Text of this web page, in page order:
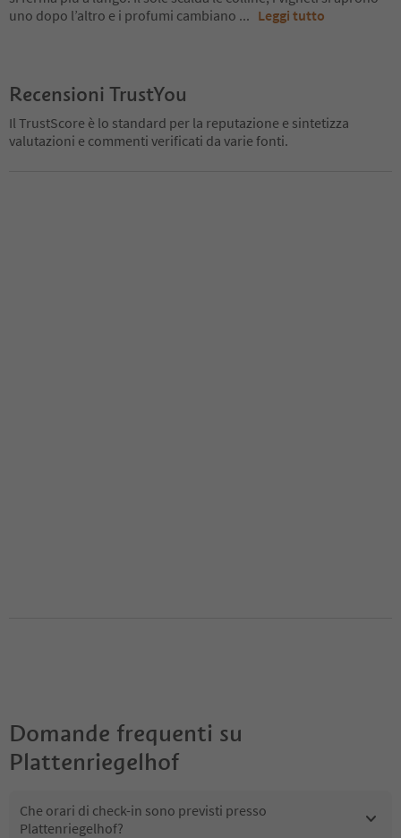
uno dopo l’altro e i profumi cambiano ... Leggi tutto
Recensioni TrustYou
Il TrustScore è lo standard per la reputazione e sintetizza
valutazioni e commenti verificati da varie fonti.
Domande frequenti su
Plattenriegelhof
Che orari di check-in sono previsti presso
Plattenriegelhof?